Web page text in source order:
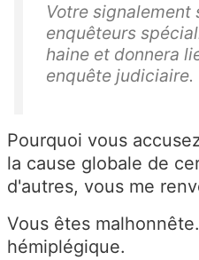
Votre
enquêteurs
haine et donnera
enquête judiciaire.
Pourquoi vous
la cause globale de
d'autres, vous me
Vous êtes
hémiplégique.